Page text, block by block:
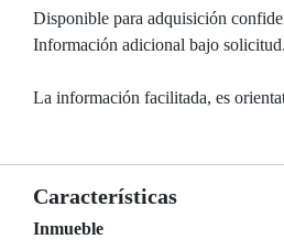
Disponible para adquisición
Información adicional bajo solicitud.
La información facilitada, es
Características
Inmueble